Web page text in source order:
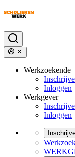
Werkzoekende
Inloggen
Werkgever
Inloggen